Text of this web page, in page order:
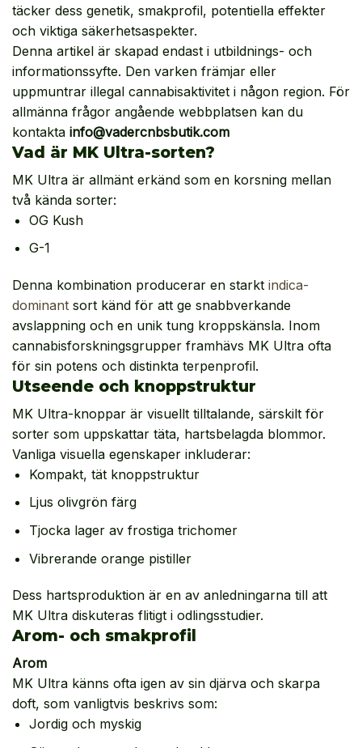
täcker dess genetik, smakprofil, potentiella effekter
och viktiga säkerhetsaspekter.
Denna artikel är skapad endast i utbildnings- och
informationssyfte. Den varken främjar eller
uppmuntrar illegal cannabisaktivitet i någon region. För
allmänna frågor angående webbplatsen kan du
kontakta info@vadercnbsbutik.com
Vad är MK Ultra-sorten?
MK Ultra är allmänt erkänd som en korsning mellan
två kända sorter:
OG Kush
G-1
Denna kombination producerar en starkt indica-
dominant sort känd för att ge snabbverkande
avslappning och en unik tung kroppskänsla. Inom
cannabisforskningsgrupper framhävs MK Ultra ofta
för sin potens och distinkta terpenprofil.
Utseende och knoppstruktur
MK Ultra-knoppar är visuellt tilltalande, särskilt för
sorter som uppskattar täta, hartsbelagda blommor.
Vanliga visuella egenskaper inkluderar:
Kompakt, tät knoppstruktur
Ljus olivgrön färg
Tjocka lager av frostiga trichomer
Vibrerande orange pistiller
Dess hartsproduktion är en av anledningarna till att
MK Ultra diskuteras flitigt i odlingsstudier.
Arom- och smakprofil
Arom
MK Ultra känns ofta igen av sin djärva och skarpa
doft, som vanligtvis beskrivs som:
Jordig och myskig